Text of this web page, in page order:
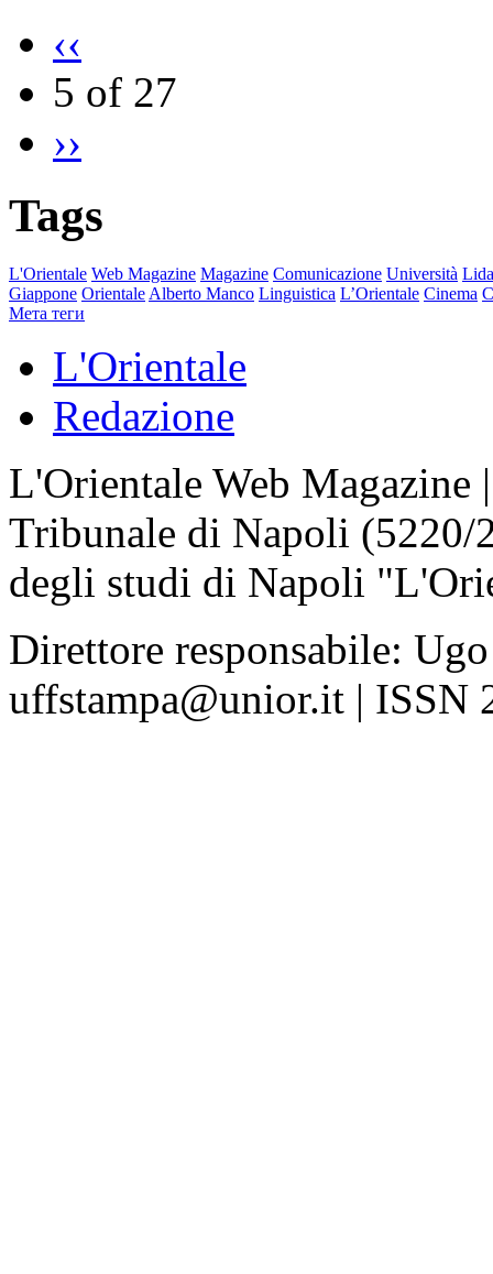
‹‹
5 of 27
››
Tags
L'Orientale Web Magazine Magazine Comunicazione Università
Giappone Orientale Alberto Manco Linguistica L’Orientale Cinema
Мета теги
L'Orientale
Redazione
L'Orientale Web Magazine
Tribunale di Napoli
degli studi di Napoli
Direttore responsabile:
uffstampa@unior.it | ISSN